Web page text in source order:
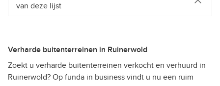
van deze lijst
Verharde buitenterreinen in Ruinerwold
Zoekt u verharde buitenterreinen verkocht en verhuurd in
Ruinerwold? Op funda in business vindt u nu een ruim